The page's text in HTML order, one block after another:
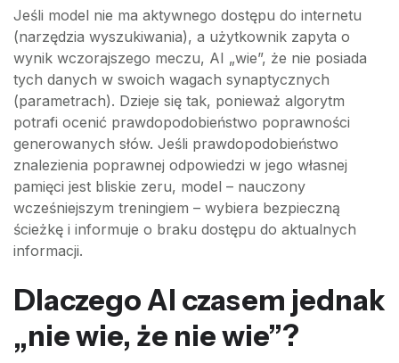
Jeśli model nie ma aktywnego dostępu do internetu
(narzędzia wyszukiwania), a użytkownik zapyta o
wynik wczorajszego meczu, AI „wie”, że nie posiada
tych danych w swoich wagach synaptycznych
(parametrach). Dzieje się tak, ponieważ algorytm
potrafi ocenić prawdopodobieństwo poprawności
generowanych słów. Jeśli prawdopodobieństwo
znalezienia poprawnej odpowiedzi w jego własnej
pamięci jest bliskie zeru, model – nauczony
wcześniejszym treningiem – wybiera bezpieczną
ścieżkę i informuje o braku dostępu do aktualnych
informacji.
Dlaczego AI czasem jednak
„nie wie, że nie wie”?